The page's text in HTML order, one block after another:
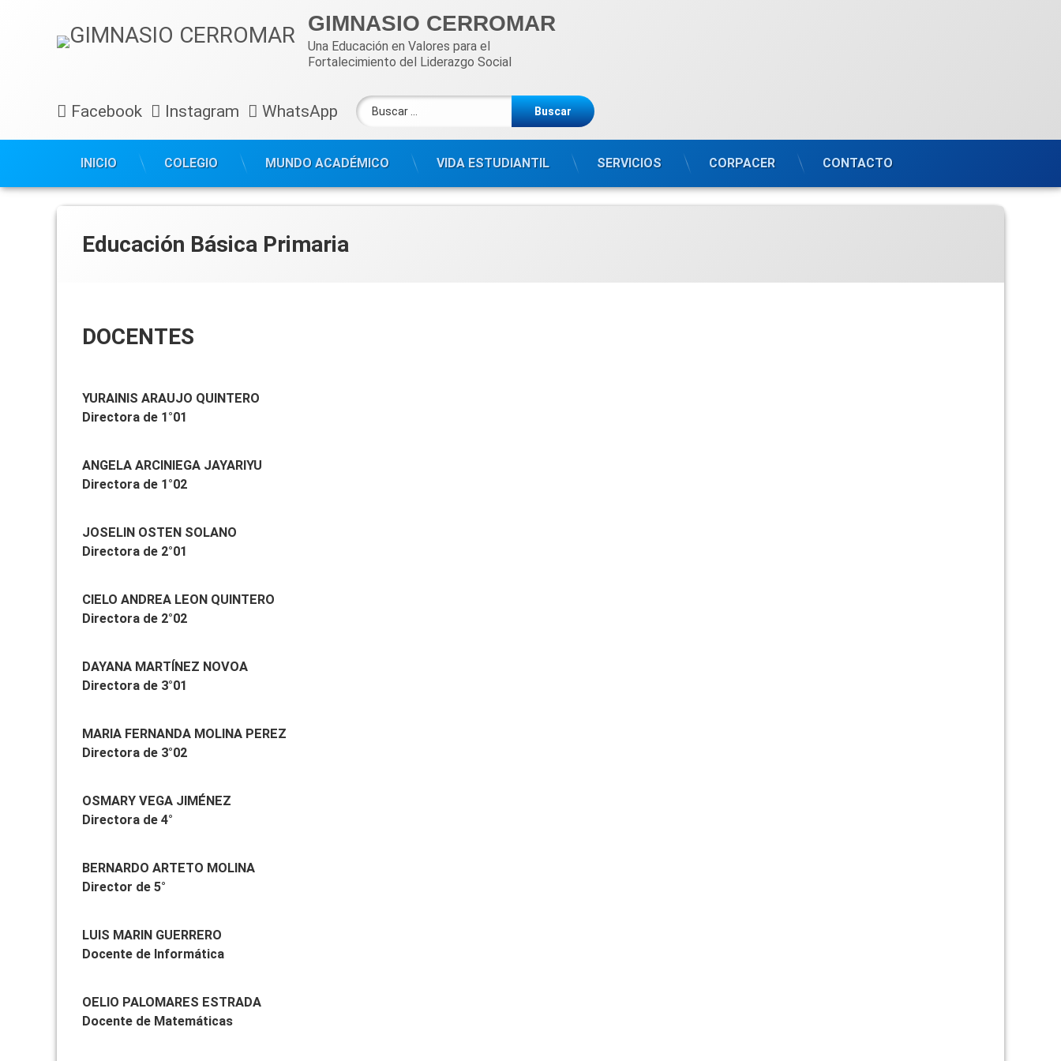
GIMNASIO CERROMAR
Una Educación en Valores para el
Fortalecimiento del Liderazgo Social
Facebook Instagram WhatsApp
Buscar:
INICIO COLEGIO MUNDO ACADÉMICO VIDA ESTUDIANTIL SERVICIOS CORPACER CONTACTO
Educación Básica Primaria
DOCENTES
YURAINIS ARAUJO QUINTERO
Directora de 1°01
ANGELA ARCINIEGA JAYARIYU
Directora de 1°02
JOSELIN OSTEN SOLANO
Directora de 2°01
CIELO ANDREA LEON QUINTERO
Directora de 2°02
DAYANA MARTÍNEZ NOVOA
Directora de 3°01
MARIA FERNANDA MOLINA PEREZ
Directora de 3°02
OSMARY VEGA JIMÉNEZ
Directora de 4°
BERNARDO ARTETO MOLINA
Director de 5°
LUIS MARIN GUERRERO
Docente de Informática
OELIO PALOMARES ESTRADA
Docente de Matemáticas